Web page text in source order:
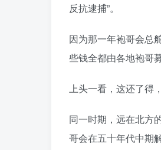
反抗逮捕”。
因为那一年袍哥会总
些钱全都由各地袍哥
上头一看，这还了得
同一时期，远在北方
哥会在五十年代中期